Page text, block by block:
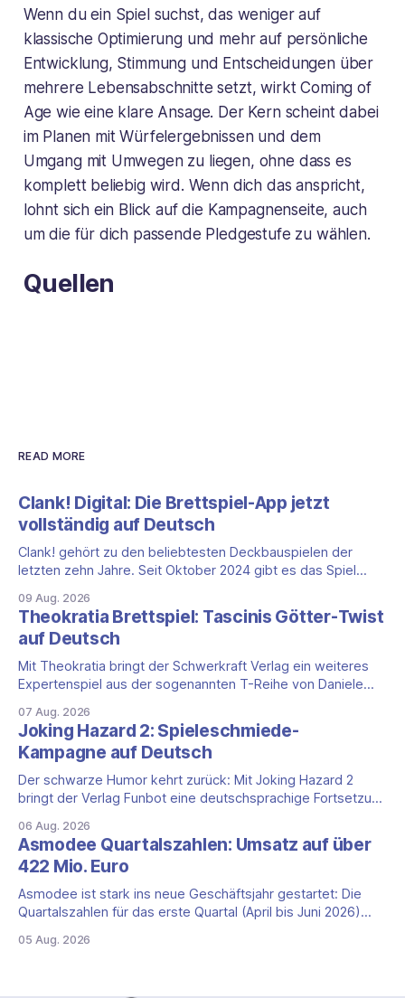
Wenn du ein Spiel suchst, das weniger auf
klassische Optimierung und mehr auf persönliche
Entwicklung, Stimmung und Entscheidungen über
mehrere Lebensabschnitte setzt, wirkt Coming of
Age wie eine klare Ansage. Der Kern scheint dabei
im Planen mit Würfelergebnissen und dem
Umgang mit Umwegen zu liegen, ohne dass es
komplett beliebig wird. Wenn dich das anspricht,
lohnt sich ein Blick auf die Kampagnenseite, auch
um die für dich passende Pledgestufe zu wählen.
Quellen
READ MORE
Clank! Digital: Die Brettspiel-App jetzt
vollständig auf Deutsch
Clank! gehört zu den beliebtesten Deckbauspielen der
letzten zehn Jahre. Seit Oktober 2024 gibt es das Spiel
für die DACH-Region: Clank! Digital ist komplett auf Deutsch
lokalisiert, Benutzeroberfläche, Sprachausgabe und
Untertitel inklusive. Was steckt hinter Clank!? Clank!: A
Deck-
09 Aug. 2026
Theokratia Brettspiel: Tascinis Götter-Twist
auf Deutsch
Mit Theokratia bringt der Schwerkraft Verlag ein weiteres
Expertenspiel aus der sogenannten T-Reihe von Daniele
Tekhenu und Tzolk'in gehören. Der Aufhänger ist ein
ungewöhnlicher Perspektivwechsel: Sie steuern nicht die
eigene Zivilisation, sondern eine hochentwickelte
außerirdische Gottheit, die vier
07 Aug. 2026
Joking Hazard 2: Spieleschmiede-
Kampagne auf Deutsch
Der schwarze Humor kehrt zurück: Mit Joking Hazard 2
bringt der Verlag Funbot eine deutschsprachige Fortsetzung
Happiness (Explosm) auf die Spieleschmiede. Wir ordnen
ein, was die Kampagne unter dem Motto „Die fiesen
Comics sind zurück!" bietet und wo sie schweigt.
06 Aug. 2026
Asmodee Quartalszahlen: Umsatz auf über
422 Mio. Euro
Asmodee ist stark ins neue Geschäftsjahr gestartet: Die
Quartalszahlen für das erste Quartal (April bis Juni 2026)
Prozent auf 422,1 Millionen Euro. Getragen wird das
05 Aug. 2026